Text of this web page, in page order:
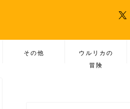
その他
ウルリカの
冒険